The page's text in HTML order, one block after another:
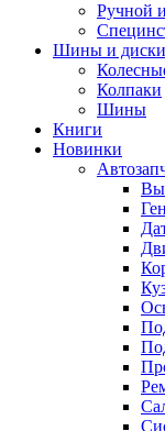
Ручной
Шины и диски
Колпаки
Шины
Книги
Новинки